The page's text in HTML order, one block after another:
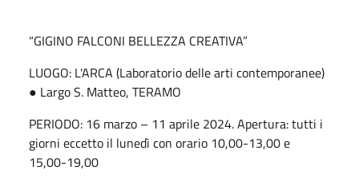
“GIGINO FALCONI BELLEZZA CREATIVA”
LUOGO: L'ARCA (Laboratorio delle arti contemporanee)
● Largo S. Matteo, TERAMO
PERIODO: 16 marzo – 11 aprile 2024. Apertura: tutti i
giorni eccetto il lunedì con orario 10,00-13,00 e
15,00-19,00